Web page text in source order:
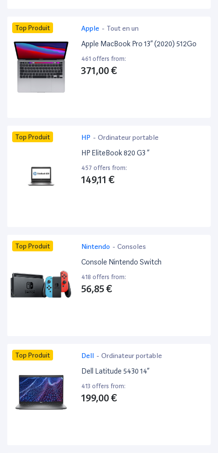
Top Produit Apple - Tout en un
Apple MacBook Pro 13” (2020) 512Go
461 offers from:
371,00 €
Top Produit HP - Ordinateur portable
HP EliteBook 820 G3 ”
457 offers from:
149,11 €
Top Produit Nintendo - Consoles
Console Nintendo Switch
418 offers from:
56,85 €
Top Produit Dell - Ordinateur portable
Dell Latitude 5430 14”
413 offers from:
199,00 €